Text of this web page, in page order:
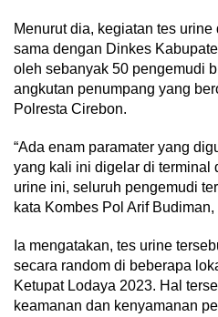
Menurut dia, kegiatan tes
sama dengan Dinkes
oleh sebanyak 50 pengemudi
angkutan penumpang yang
Polresta Cirebon.
“Ada enam paramater yang
yang kali ini digelar di terminal
urine ini, seluruh pengemudi
kata Kombes Pol Arif Budiman,
Ia mengatakan, tes urine
secara random di beberapa
Ketupat Lodaya 2023. Hal
keamanan dan kenyamanan